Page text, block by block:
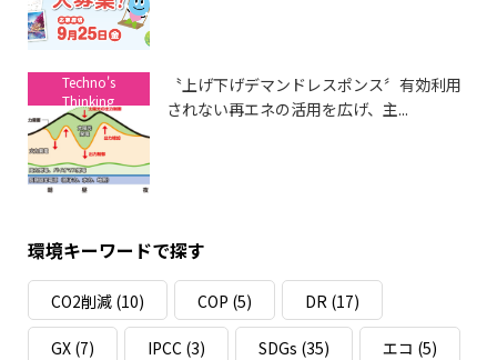
Techno's
Thinking
〝上げ下げデマンドレスポンス〞有効利用
されない再エネの活用を広げ、主...
環境キーワードで探す
CO2削減(10) COP (5) DR(17)
GX(7) IPCC(3) SDGs (35) エコ (5)